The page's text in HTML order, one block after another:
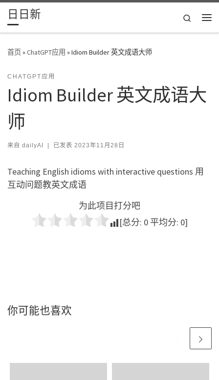
Skip to content
日日新
Search
首页»ChatGPT应用 »Idiom Builder 英文成语大师
CHATGPT应用
Idiom Builder 英文成语大
师
来自 dailyAI | 已发表 2023年11月28日
Teaching English idioms with interactive questions 用
互动问题教英文成语
为此项目打分吧
[总分: 0 平均分: 0]
你可能也喜欢